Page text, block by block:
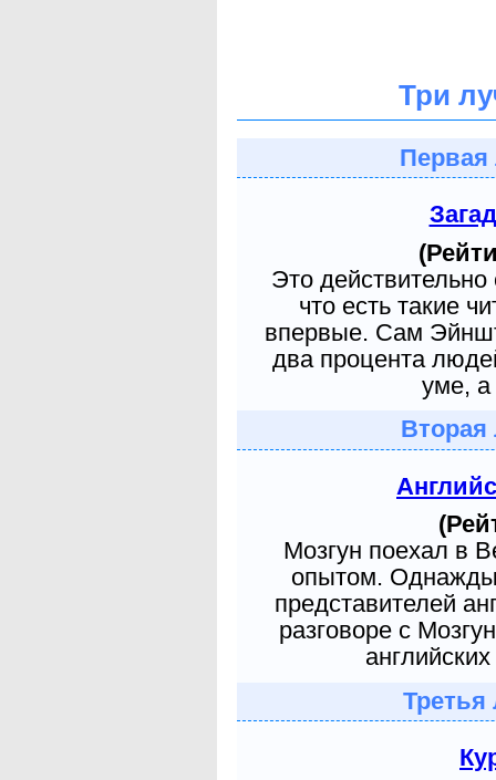
Три
Первая
Это
что есть такие
впервые. Сам
два процента
уме, а
Вторая
Мозгун поехал в
опытом. Однажды
представителей
разговоре с
Третья